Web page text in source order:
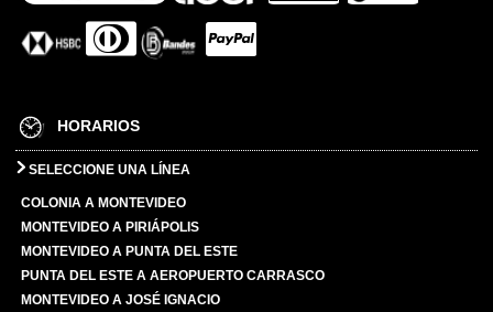
HORARIOS
SELECCIONE UNA LÍNEA
COLONIA A MONTEVIDEO
MONTEVIDEO A PIRIÁPOLIS
MONTEVIDEO A PUNTA DEL ESTE
PUNTA DEL ESTE A AEROPUERTO CARRASCO
MONTEVIDEO A JOSÉ IGNACIO